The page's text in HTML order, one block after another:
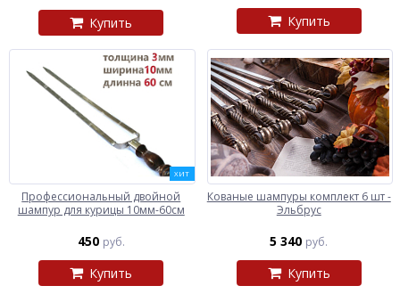
Купить Купить
ХИТ
Профессиональный двойной
шампур для курицы 10мм-60см
450 руб.
Купить
Кованые шампуры комплект 6 шт -
Эльбрус
5 340 руб.
Купить